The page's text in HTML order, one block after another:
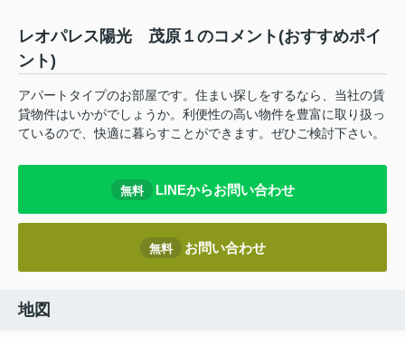
レオパレス陽光 茂原１のコメント(おすすめポイ
ント)
アパートタイプのお部屋です。住まい探しをするなら、当社の賃
貸物件はいかがでしょうか。利便性の高い物件を豊富に取り扱っ
ているので、快適に暮らすことができます。ぜひご検討下さい。
無料 LINEからお問い合わせ
無料 お問い合わせ
地図